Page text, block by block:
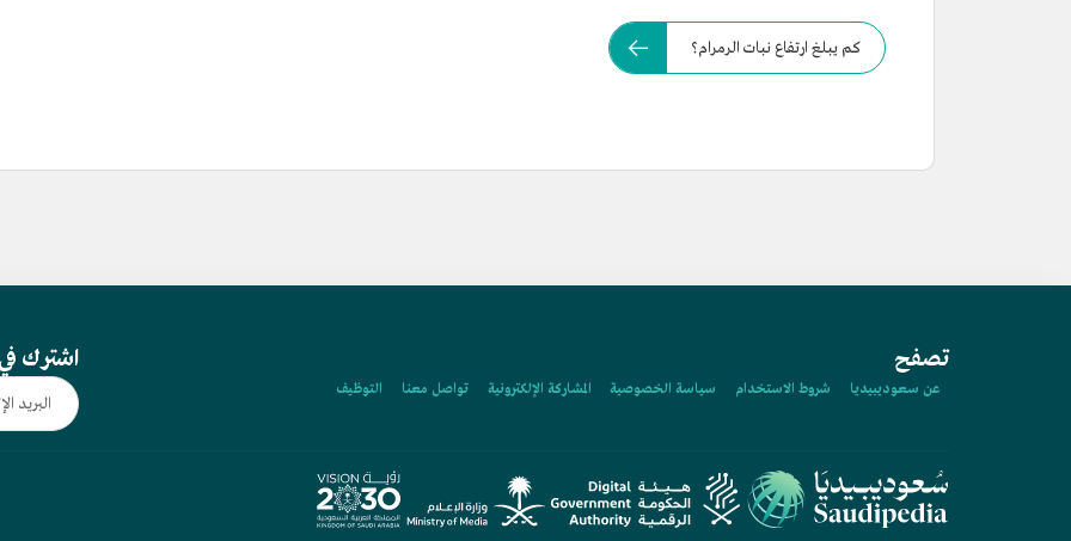
كم يبلغ ارتفاع نبات الرمرام؟
تصفح
عن سعوديبيديا شروط الاستخدام سياسة الخصوصية المشاركة الإلكترونية تواصل معنا التوظيف
اشترك